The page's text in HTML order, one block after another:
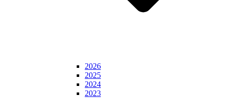
2026
2025
2024
2023